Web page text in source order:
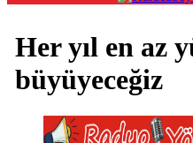
Her yıl en az
büyüyeceğiz